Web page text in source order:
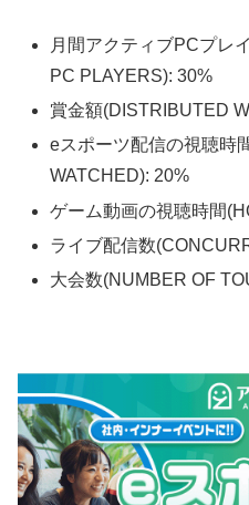
月間アクティブPCプレ
PC PLAYERS): 30%
賞金額(DISTRIBUTED
eスポーツ配信の視聴時
WATCHED): 20%
ゲーム動画の視聴時間
ライブ配信数
大会数(NUMBER OF